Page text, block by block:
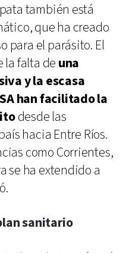
también está
que ha creado
para el parásito. El
la falta de una
y la escasa
han facilitado la
desde las
hacia Entre Ríos.
como Corrientes,
se ha extendido a
sanitario